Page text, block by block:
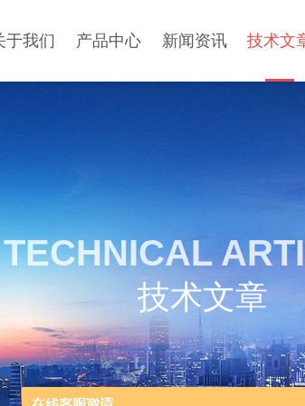
于我们 产品中心 新闻资讯 技术文
TECHNICAL
技术文章